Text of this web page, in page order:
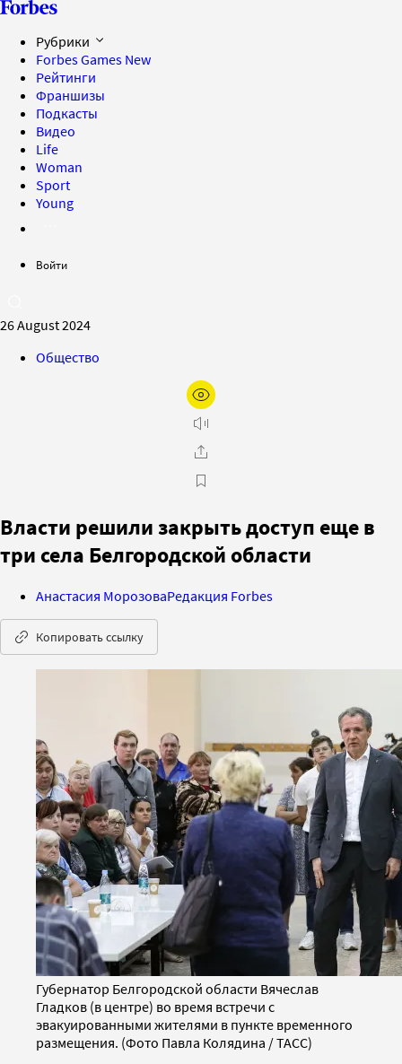
Рубрики
Forbes Games New
Рейтинги
Франшизы
Подкасты
Видео
Life
Woman
Sport
Young
Войти
26 August 2024
Общество
Власти решили закрыть доступ еще в
три села Белгородской области
Анастасия МорозоваРедакция Forbes
Копировать ссылку
Губернатор Белгородской области Вячеслав
Гладков (в центре) во время встречи с
эвакуированными жителями в пункте временного
размещения. (Фото Павла Колядина / ТАСС)